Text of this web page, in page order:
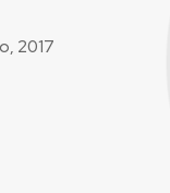
2017